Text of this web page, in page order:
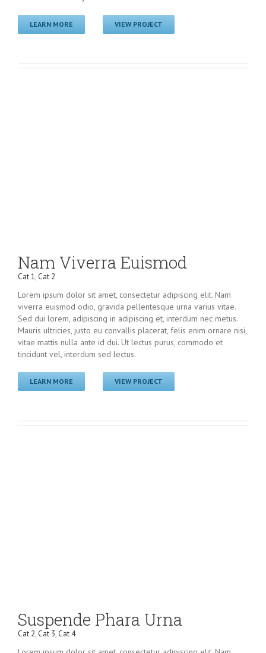
LEARN MORE VIEW PROJECT
Nam Viverra Euismod
Cat 1, Cat 2
Lorem ipsum dolor sit amet, consectetur adipiscing elit. Nam
viverra euismod odio, gravida pellentesque urna varius vitae.
Sed dui lorem, adipiscing in adipiscing et, interdum nec metus.
Mauris ultricies, justo eu convallis placerat, felis enim ornare nisi,
vitae mattis nulla ante id dui. Ut lectus purus, commodo et
tincidunt vel, interdum sed lectus.
LEARN MORE VIEW PROJECT
Suspende Phara Urna
Cat 2, Cat 3, Cat 4